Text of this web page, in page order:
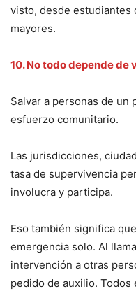
visto, desde estudiantes
mayores.
10. No todo depende de
Salvar a personas de un
esfuerzo comunitario.
Las jurisdicciones,
tasa de supervivencia
involucra y participa.
Eso también significa
emergencia solo. Al
intervención a otras
pedido de auxilio. Todos